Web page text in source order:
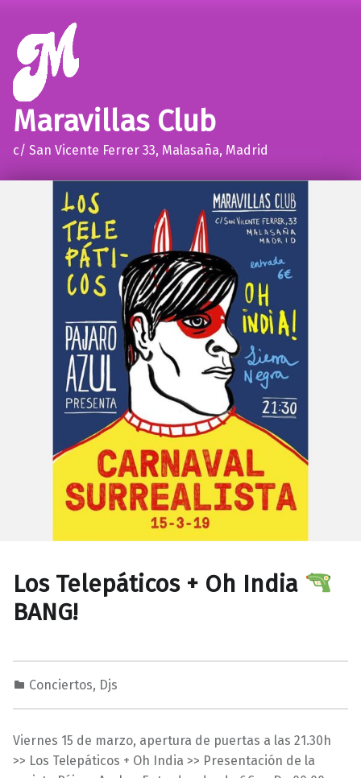
Maravillas Club
c/ San Vicente Ferrer 33, Malasaña, Madrid
Los Telepáticos + Oh India
BANG!
1
/
0
0
Conciertos, Djs
M
r
a
Viernes 15 de marzo, apertura de puertas a las 21.30h
>> Los Telepáticos + Oh India >> Presentación de la